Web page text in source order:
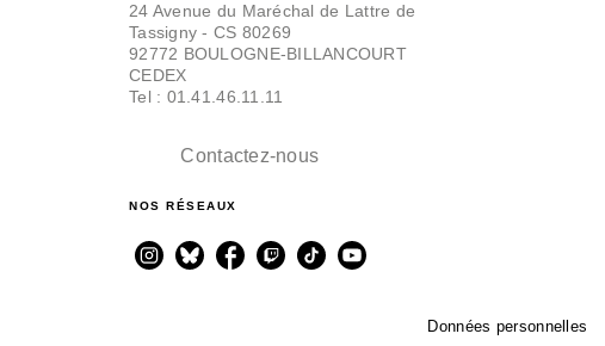
24 Avenue du Maréchal de Lattre de
Tassigny - CS 80269
92772 BOULOGNE-BILLANCOURT
CEDEX
Tel : 01.41.46.11.11
Contactez-nous
NOS RÉSEAUX
Données personnelles